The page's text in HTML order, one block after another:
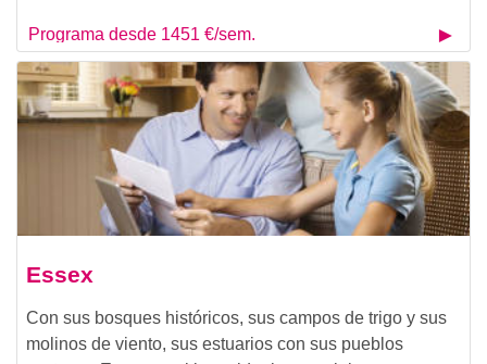
Programa desde 1451 €/sem.
Essex
Con sus bosques históricos, sus campos de trigo y sus
molinos de viento, sus estuarios con sus pueblos